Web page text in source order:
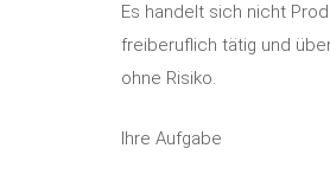
Es handelt sich nicht
freiberuflich tätig und
ohne Risiko.
Ihre Aufgabe